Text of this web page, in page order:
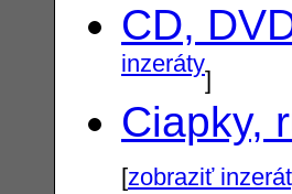
CD,
inzeráty]
Ciapky,
[zobraziť